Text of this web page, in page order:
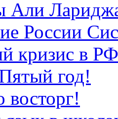
Али
России
кризис в РФ
год!
восторг!